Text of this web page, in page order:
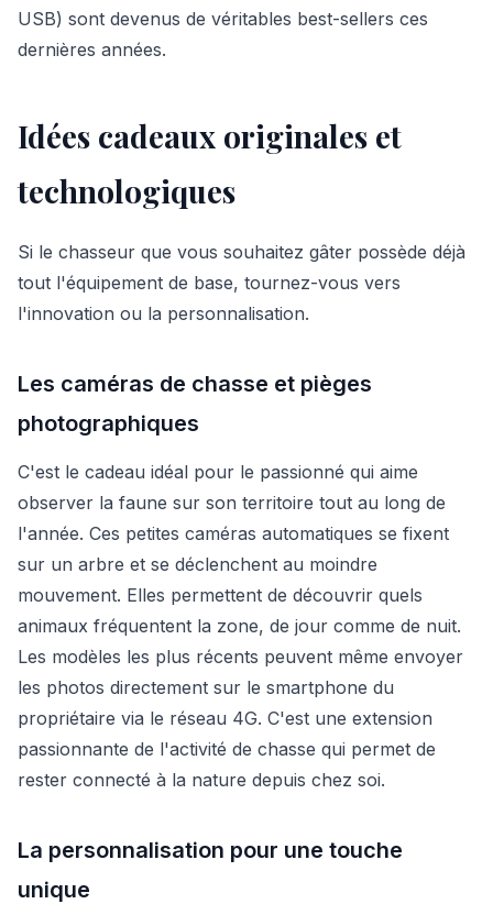
USB) sont devenus de véritables best-sellers ces
dernières années.
Idées cadeaux originales et
technologiques
Si le chasseur que vous souhaitez gâter possède déjà
tout l'équipement de base, tournez-vous vers
l'innovation ou la personnalisation.
Les caméras de chasse et pièges
photographiques
C'est le cadeau idéal pour le passionné qui aime
observer la faune sur son territoire tout au long de
l'année. Ces petites caméras automatiques se fixent
sur un arbre et se déclenchent au moindre
mouvement. Elles permettent de découvrir quels
animaux fréquentent la zone, de jour comme de nuit.
Les modèles les plus récents peuvent même envoyer
les photos directement sur le smartphone du
propriétaire via le réseau 4G. C'est une extension
passionnante de l'activité de chasse qui permet de
rester connecté à la nature depuis chez soi.
La personnalisation pour une touche
unique